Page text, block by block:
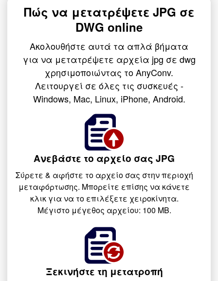
Πώς να μετατρέψετε JPG σε
DWG online
Ακολουθήστε αυτά τα απλά βήματα
για να μετατρέψετε αρχεία jpg σε dwg
χρησιμοποιώντας το AnyConv.
Λειτουργεί σε όλες τις συσκευές -
Windows, Mac, Linux, iPhone, Android.
Ανεβάστε το αρχείο σας JPG
Σύρετε & αφήστε το αρχείο σας στην περιοχή
μεταφόρτωσης. Μπορείτε επίσης να κάνετε
κλικ για να το επιλέξετε χειροκίνητα.
Μέγιστο μέγεθος αρχείου: 100 MB.
Ξεκινήστε τη μετατροπή